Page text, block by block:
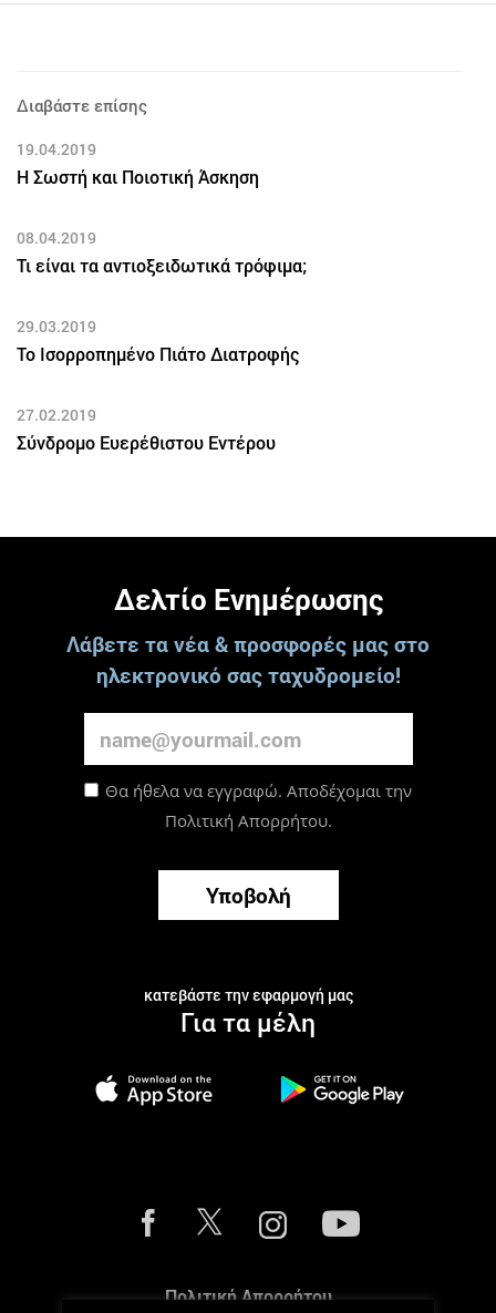
Διαβάστε επίσης
19.04.2019
Η Σωστή και Ποιοτική Άσκηση
08.04.2019
Τι είναι τα αντιοξειδωτικά τρόφιμα;
29.03.2019
Το Ισορροπημένο Πιάτο Διατροφής
27.02.2019
Σύνδρομο Ευερέθιστου Εντέρου
Δελτίο Ενημέρωσης
Λάβετε τα νέα & προσφορές μας στο
ηλεκτρονικό σας ταχυδρομείο!
Θα ήθελα να εγγραφώ. Αποδέχομαι την
Πολιτική Απορρήτου.
Υποβολή
κατεβάστε την εφαρμογή μας
Για τα μέλη
Πολιτική Απορρήτου